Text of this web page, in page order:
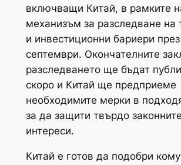
включващи Китай, в рамките
механизъм за разследване на
и инвестиционни бариери през
септември. Окончателните
разследването ще бъдат
скоро и Китай ще предприеме
необходимите мерки в
за да защити твърдо
интереси.
Китай е готов да подобри